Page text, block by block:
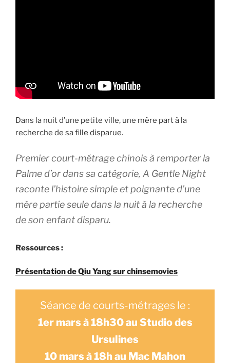
Dans la nuit d’une petite ville, une mère part à la
recherche de sa fille disparue.
Premier court-métrage chinois à remporter la
Palme d’or dans sa catégorie, A Gentle Night
raconte l’histoire simple et poignante d’une
mère partie seule dans la nuit à la recherche
de son enfant disparu.
Ressources :
Présentation de Qiu Yang sur chinsemovies
Séance de courts-métrages le :
1er mars à 18h30 au Studio des
Ursulines
10 mars à 18h au Mac Mahon